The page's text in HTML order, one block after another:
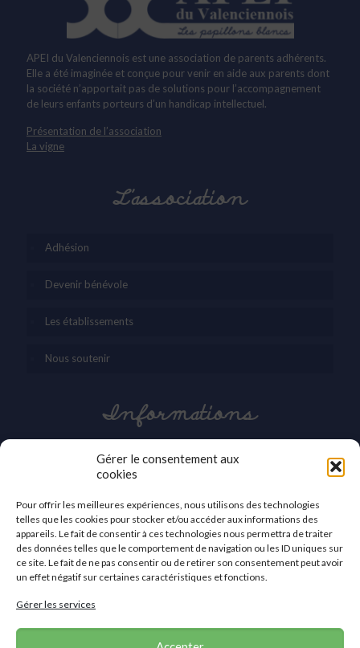
Gérer le consentement aux
cookies
Pour offrir les meilleures expériences, nous utilisons des technologies
telles que les cookies pour stocker et/ou accéder aux informations des
appareils. Le fait de consentir à ces technologies nous permettra de traiter
des données telles que le comportement de navigation ou les ID uniques sur
ce site. Le fait de ne pas consentir ou de retirer son consentement peut avoir
un effet négatif sur certaines caractéristiques et fonctions.
Gérer les services
APEI du Valenciennois est une association de parents adhérents.
Elle a été imaginée et conçue pour venir en aide aux parents dont
la société n’apportait pas de solutions pour l’accompagnement
de leurs enfants porteurs d’un handicap intellectuel.
Présentation de l’association
La vigne
L’association
Adhésion
Devenir bénévole
Les établissements
Nous soutenir
Informations
03 27 42 86 30
APEI du Valenciennois
2a, avenue des Sports
59410 Anzin
Nous contacter